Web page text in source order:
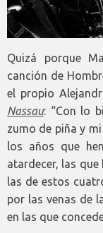
Quizá porque
canción de
el propio
Nassau: “Con lo
zumo de piña y
los años que
atardecer, las que
las de estos
por las venas de
en las que